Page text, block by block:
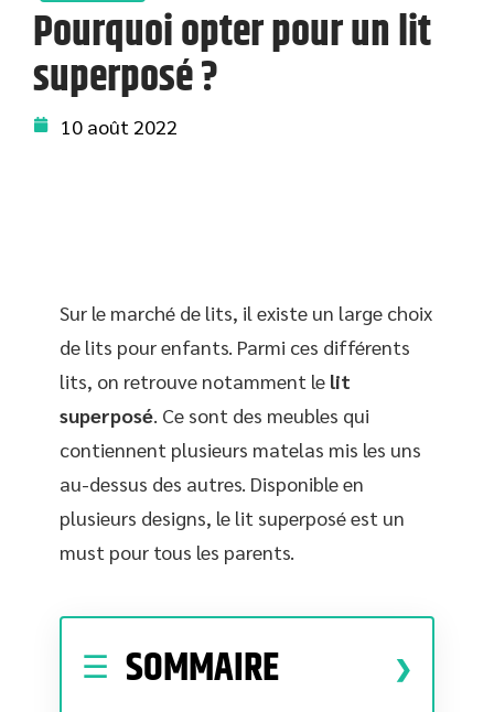
Pourquoi opter pour un lit
superposé ?
10 août 2022
Sur le marché de lits, il existe un large choix
de lits pour enfants. Parmi ces différents
lits, on retrouve notamment le lit
superposé. Ce sont des meubles qui
contiennent plusieurs matelas mis les uns
au-dessus des autres. Disponible en
plusieurs designs, le lit superposé est un
must pour tous les parents.
SOMMAIRE